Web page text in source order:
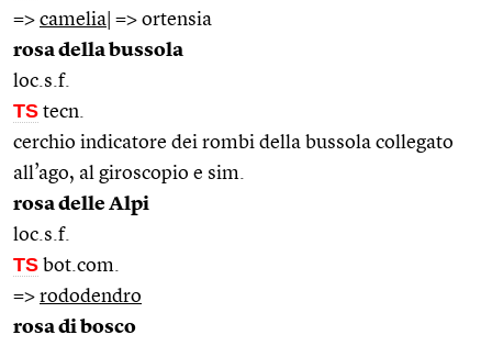
=> camelia | => ortensia
rosa della bussola
loc.s.f.
TS tecn.
cerchio indicatore dei rombi della bussola collegato
all’ago, al giroscopio e sim.
rosa delle Alpi
loc.s.f.
TS bot.com.
=> rododendro
rosa di bosco